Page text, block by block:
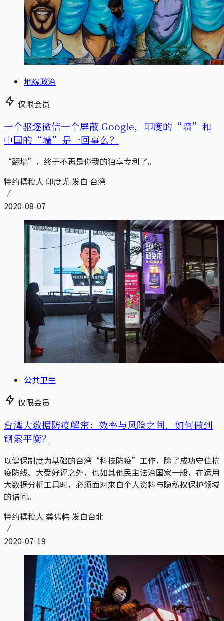
地缘政治
仅限会员
一个驱逐微信一个屏蔽 Google，印度的“墙”和
中国的“墙”是一回事么？
“翻墙”，终于不再是你我的独享专利了。
特约撰稿人 印度尤 发自 台湾
2020-08-07
公共卫生
仅限会员
台湾大数据防疫解密：效率与风险之间，如何做到
钢索平衡？
以健保制度为基础的台湾“科技防疫”工作，除了成功守住抗
疫防线、大受好评之外，也如其他民主法治国家一般，在运用
大数据分析工具时，必须面对来自个人资料与隐私权保护领域
的诘问。
特约撰稿人 龚隽帏 发自台北
2020-07-19